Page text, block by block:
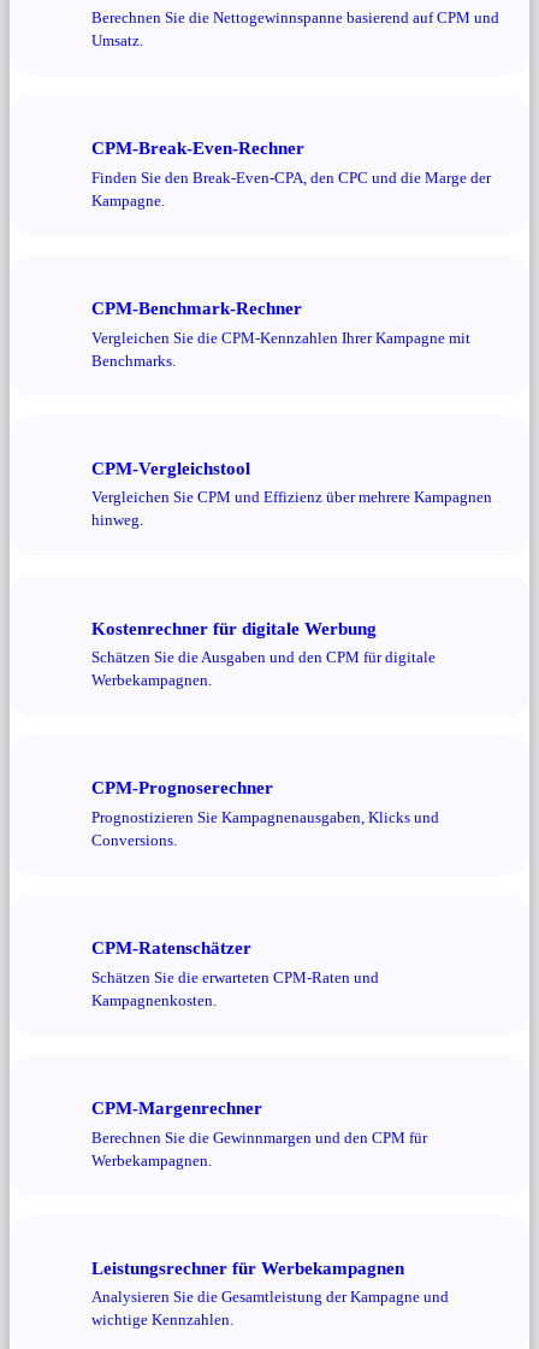
Berechnen Sie die Nettogewinnspanne basierend auf CPM und
Umsatz.
CPM-Break-Even-Rechner
Finden Sie den Break-Even-CPA, den CPC und die Marge der
Kampagne.
CPM-Benchmark-Rechner
Vergleichen Sie die CPM-Kennzahlen Ihrer Kampagne mit
Benchmarks.
CPM-Vergleichstool
Vergleichen Sie CPM und Effizienz über mehrere Kampagnen
hinweg.
Kostenrechner für digitale Werbung
Schätzen Sie die Ausgaben und den CPM für digitale
Werbekampagnen.
CPM-Prognoserechner
Prognostizieren Sie Kampagnenausgaben, Klicks und
Conversions.
CPM-Ratenschätzer
Schätzen Sie die erwarteten CPM-Raten und
Kampagnenkosten.
CPM-Margenrechner
Berechnen Sie die Gewinnmargen und den CPM für
Werbekampagnen.
Leistungsrechner für Werbekampagnen
Analysieren Sie die Gesamtleistung der Kampagne und
wichtige Kennzahlen.